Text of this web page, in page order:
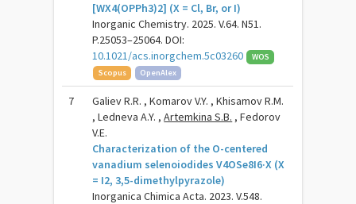
[WX4(OPPh3)2] (X = Cl, Br, or I)
Inorganic Chemistry. 2025. V.64. N51.
P.25053–25064. DOI:
10.1021/acs.inorgchem.5c03260
WOS
Scopus
OpenAlex
7
Galiev R.R. , Komarov V.Y. , Khisamov R.M.
, Ledneva A.Y. ,Artemkina S.B. , Fedorov
V.E.
Characterization of the O-centered
vanadium selenoiodides V4OSe8I6·X (X
= I2, 3,5-dimethylpyrazole)
Inorganica Chimica Acta. 2023. V.548.